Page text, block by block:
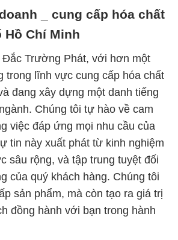
_ cung cấp hóa chất
Hồ Chí Minh
Đắc Trường Phát, với hơn một
trong lĩnh vực cung cấp hóa chất
đang xây dựng một danh tiếng
Chúng tôi tự hào về cam
việc đáp ứng mọi nhu cầu của
tin này xuất phát từ kinh nghiệm
sâu rộng, và tập trung tuyệt đối
của quý khách hàng. Chúng tôi
sản phẩm, mà còn tạo ra giá trị
đồng hành với bạn trong hành